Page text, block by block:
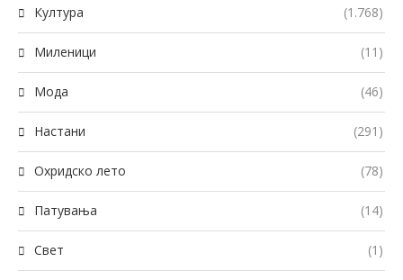
Култура (1.768)
Миленици (11)
Мода (46)
Настани (291)
Охридско лето (78)
Патувања (14)
Свет (1)